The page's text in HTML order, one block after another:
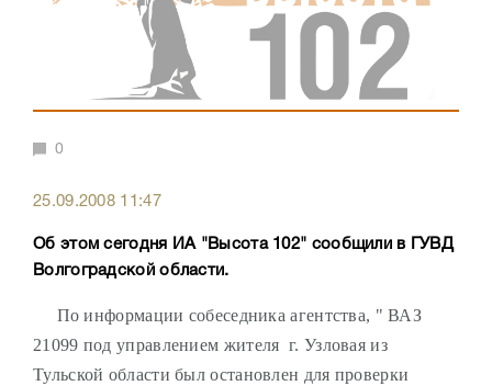
0
25.09.2008 11:47
Об этом сегодня ИА "Высота 102" сообщили в ГУВД
Волгоградской области.
По информации собеседника агентства, " ВАЗ
21099 под управлением жителя г. Узловая из
Тульской области был остановлен для проверки